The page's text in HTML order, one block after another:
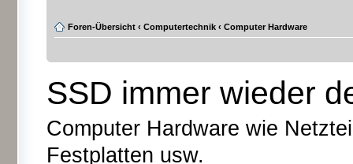
Foren-Übersicht ‹ Computertechnik ‹ Computer Hardware
SSD immer wieder
Computer Hardware wie
Festplatten usw.